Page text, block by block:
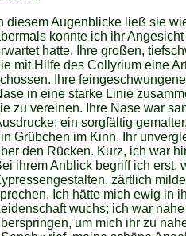
diesem Augenblicke ließ sie
konnte ich ihr
hatte. Ihre großen,
mit Hilfe des Collyrium eine
Ihre
in eine starke Linie
zu vereinen. Ihre Nase war
ein sorgfältig
Grübchen im Kinn. Ihr
den Rücken. Kurz, ich war
ihrem Anblick begriff ich erst,
zärtlich
Ich hätte mich ewig in
wuchs; ich war
um mich ihr zu